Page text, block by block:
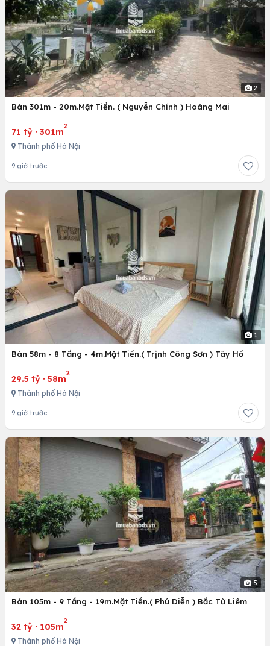
2
Bán 301m - 20m.Mặt Tiền. ( Nguyễn Chính ) Hoàng Mai
71 tỷ · 301m
2
Thành phố Hà Nội
9 giờ trước
1
Bán 58m - 8 Tầng - 4m.Mặt Tiền.( Trịnh Công Sơn ) Tây Hồ
29.5 tỷ · 58m
2
Thành phố Hà Nội
9 giờ trước
5
Bán 105m - 9 Tầng - 19m.Mặt Tiền.( Phú Diễn ) Bắc Từ Liêm
32 tỷ · 105m
2
Thành phố Hà Nội